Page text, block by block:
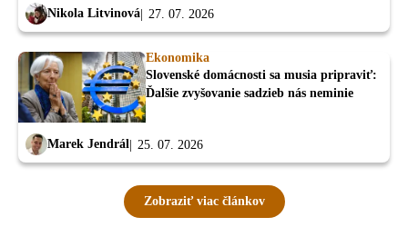
Nikola Litvinová 27. 07. 2026
Ekonomika
Slovenské domácnosti sa musia pripraviť:
Ďalšie zvyšovanie sadzieb nás neminie
Marek Jendrál 25. 07. 2026
Zobraziť viac článkov